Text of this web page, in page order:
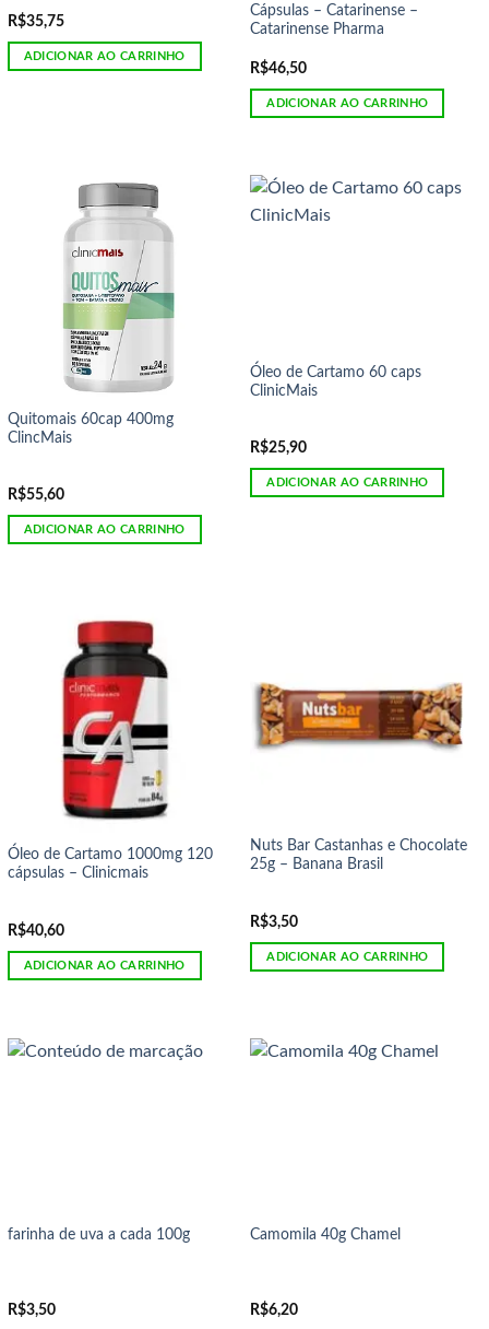
R$35,75
ADICIONAR AO CARRINHO
Cápsulas – Catarinense –
Catarinense Pharma
R$46,50
ADICIONAR AO CARRINHO
Quitomais 60cap 400mg
ClincMais
R$55,60
ADICIONAR AO CARRINHO
Óleo de Cartamo 60 caps
ClinicMais
R$25,90
ADICIONAR AO CARRINHO
Óleo de Cartamo 1000mg 120
cápsulas – Clinicmais
R$40,60
ADICIONAR AO CARRINHO
Nuts Bar Castanhas e Chocolate
25g – Banana Brasil
R$3,50
ADICIONAR AO CARRINHO
farinha de uva a cada 100g
R$3,50
Camomila 40g Chamel
R$6,20